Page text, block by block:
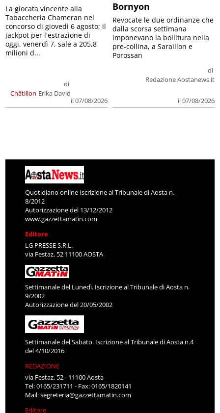
Châtillon
di
Erika David
il 07/08/2026
La giocata vincente alla
Tabaccheria Chameran nel
concorso di giovedì 6 agosto; il
jackpot per l'estrazione di
oggi, venerdì 7, sale a 205,8
milioni d...
Bornyon
di
Redazione Aostanews.it
il 07/08/2026
Revocate le due ordinanze che
dalla scorsa settimana
imponevano la bollitura nella
pre-collina, a Saraillon e
Porossan
Quotidiano online Iscrizione al Tribunale di Aosta n.
8/2012
Autorizzazione del 13/12/2012
www.gazzettamatin.com
Editore
LG PRESSE S.R.L.
via Festaz, 52 11100 AOSTA
Settimanale del Lunedì. Iscrizione al Tribunale di Aosta n.
9/2002
Autorizzazione del 20/05/2002
Settimanale del Sabato. Iscrizione al Tribunale di Aosta n.4
del 4/10/2016
REDAZIONE
via Festaz, 52 - 11100 Aosta
Tel: 0165/231711 - Fax: 0165/1820141
Mail:segreteria@gazzettamatin.com
Editore